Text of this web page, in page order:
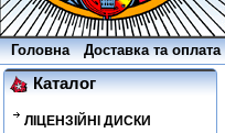
Головна Доставка та оплата
Каталог
ЛІЦЕНЗІЙНІ ДИСКИ